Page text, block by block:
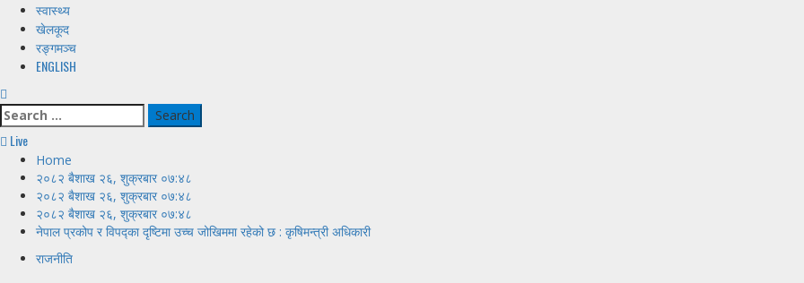
स्वास्थ्य
खेलकूद
रङ्गमञ्च
ENGLISH
Search
for:
Live
Home
२०८२ बैशाख २६, शुक्रबार ०७:४८
२०८२ बैशाख २६, शुक्रबार ०७:४८
२०८२ बैशाख २६, शुक्रबार ०७:४८
नेपाल प्रकोप र विपद्का दृष्टिमा उच्च जोखिममा रहेको छ : कृषिमन्त्री अधिकारी
राजनीति